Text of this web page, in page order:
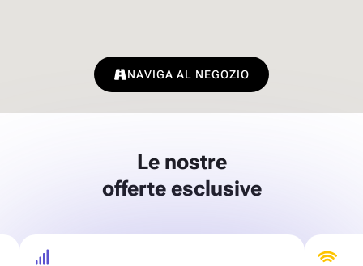
NAVIGA AL NEGOZIO
Le nostre
offerte esclusive